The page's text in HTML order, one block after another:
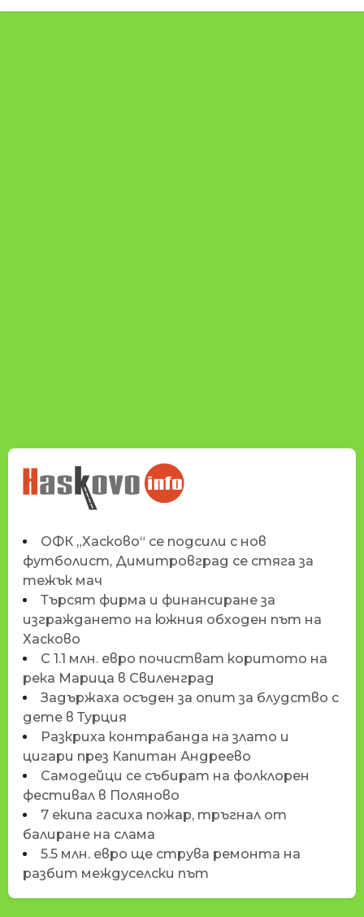
НОВИНИТЕ НА
HASKOVO.INFO
ОФК „Хасково“ се подсили с нов
футболист, Димитровград се стяга за
тежък мач
Търсят фирма и финансиране за
изграждането на южния обходен път на
Хасково
С 1.1 млн. евро почистват коритото на
река Марица в Свиленград
Задържаха осъден за опит за блудство с
дете в Турция
Разкриха контрабанда на злато и
цигари през Капитан Андреево
Самодейци се събират на фолклорен
фестивал в Поляново
7 екипа гасиха пожар, тръгнал от
балиране на слама
5.5 млн. евро ще струва ремонта на
разбит междуселски път